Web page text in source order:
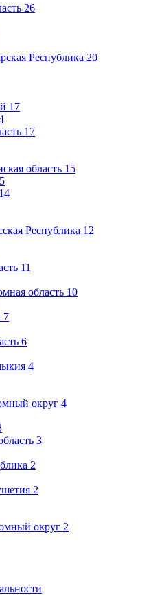
26
Республика 20
17
17
область 15
14
Республика 12
11
область 10
7
6
4
округ 4
3
2
2
округ 2